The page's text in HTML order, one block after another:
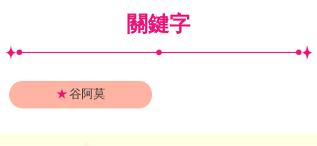
關鍵字
★谷阿莫